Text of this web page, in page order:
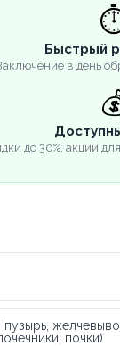
Быстрый
в день
до 30%, акции
почки)